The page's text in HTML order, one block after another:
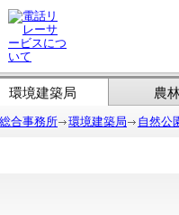
環境建築局 農
合事務所 環境建築局 自然公